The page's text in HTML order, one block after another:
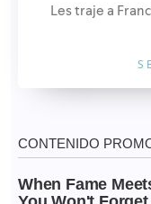
Les traje a